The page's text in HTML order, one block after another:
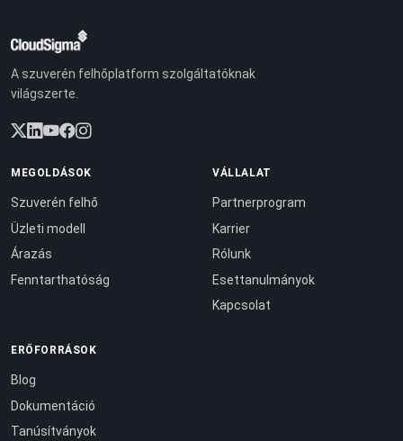
A szuverén felhőplatform szolgáltatóknak
világszerte.
MEGOLDÁSOK
Szuverén felhő
Üzleti modell
Árazás
Fenntarthatóság
VÁLLALAT
Partnerprogram
Karrier
Rólunk
Esettanulmányok
Kapcsolat
ERŐFORRÁSOK
Blog
Dokumentáció
Tanúsítványok